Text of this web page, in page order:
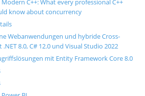
C++: What every professional C++
know about concurrency
Webanwendungen und hybride Cross-
8.0, C# 12.0 und Visual Studio 2022
mit Entity Framework Core 8.0